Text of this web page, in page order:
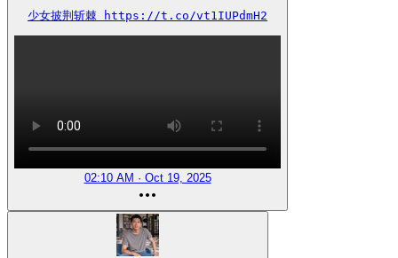
少女披荆斩棘 https://t.co/vt1IUPdmH2
02:10 AM · Oct 19, 2025